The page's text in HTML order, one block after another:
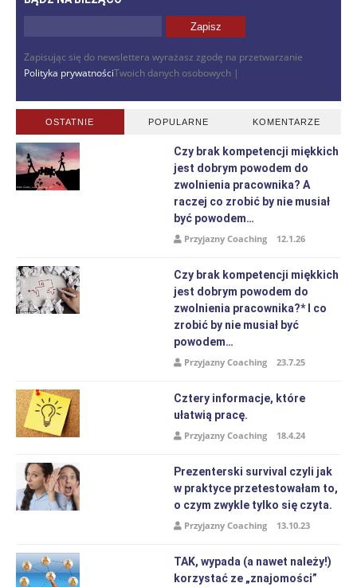
Zapisując się do newslettera wyrażasz zgodę na przetwarzanie
Twoich danych osobowych |
Polityka prywatności
OSTATNIE POPULARNE KOMENTARZE
Czy brak kompetencji miękkich
jest dobrym powodem do
zwolnienia pracownika? A
raczej co zrobić by nie musiał
być powodem…
Przyjazny Coaching 12.1.26
Czy brak kompetencji miękkich
jest dobrym powodem do
zwolnienia pracownika?* I co
zrobić by nie musiał być
powodem…
Przyjazny Coaching 23.7.25
Cztery informacje, które
ułatwią pracę.
Przyjazny Coaching 18.4.24
Prezenterski survival czyli jak
w praktyce przetestowałam to,
o czym zwykle tylko się czyta.
Przyjazny Coaching 13.10.23
TAK, wypada (a nawet należy!)
korzystać ze „znajomości”